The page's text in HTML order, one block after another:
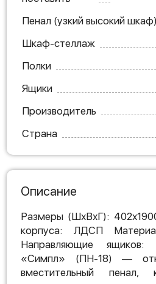
Пенал (узкий высокий шкаф)
Шкаф-стеллаж
Полки
Ящики
Производитель
Страна
Описание
Размеры (ШхВхГ):
корпуса: ЛДСП
Направляющие ящиков:
«Симпл» (ПН-18) —
вместительный пенал,